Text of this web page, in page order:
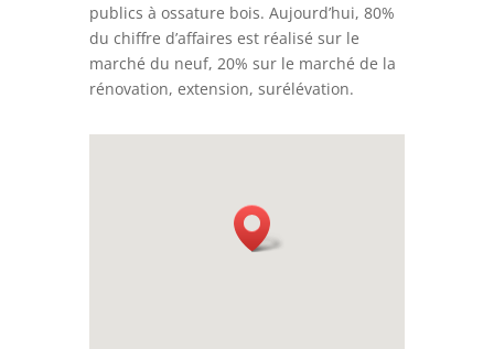
publics à ossature bois. Aujourd’hui, 80%
du chiffre d’affaires est réalisé sur le
marché du neuf, 20% sur le marché de la
rénovation, extension, surélévation.